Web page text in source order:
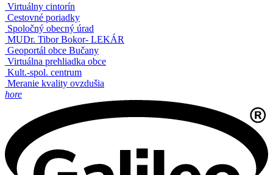
Virtuálny cintorín
Cestovné poriadky
Spoločný obecný úrad
MUDr. Tibor Bokor- LEKÁR
Geoportál obce Bučany
Virtuálna prehliadka obce
Kult.-spol. centrum
Meranie kvality ovzdušia
hore